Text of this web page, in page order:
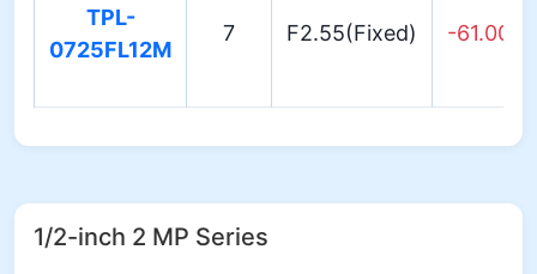
TPL-
0725FL12M
7 F2.55(Fixed) -61.00%
1/2-inch 2 MP Series